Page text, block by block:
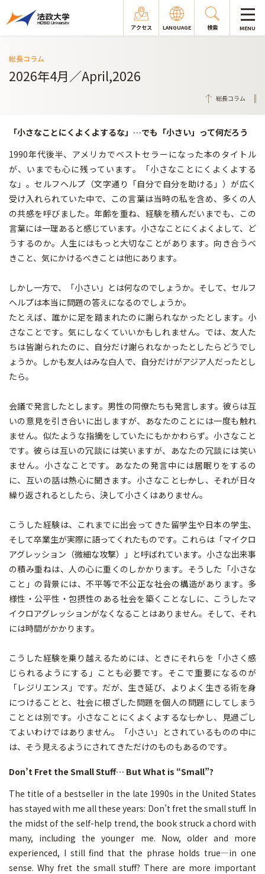
アクセス LANGUAGE 検索 MENU
総長コラム
2026年4月／April,2026
総長コラム
「小さなことにくよくよするな」…でも「小さい」って何だろう
1990年代後半、アメリカでベストセラーになった本のタイトル
が、いまでも心に残っています。「小さなことにくよくよする
な」。セルフヘルプ（文字通り「自分で自分を助ける」）が広く
受け入れられていた中で、この言葉は当時の私を含め、多くの人
の共感を呼びました。年齢を重ね、経験を積んだいまでも、この
言葉には一理あると感じています。小さなことにくよくよして、ど
うするのか。人生にはもっと大切なことがあります。向き合うべ
きこと、気にかけるべきことは他にあります。
しかし一方で、「小さい」とは何なのでしょうか。そして、セルフ
ヘルプは本当に問題の答えになるのでしょうか。
たとえば、誰かに足を踏まれたのに謝られなかったとします。小
さなことです。気にしなくていいかもしれません。では、友人た
ちは皆謝られたのに、自分だけ謝られなかったとしたらどうでし
ょうか。しかも友人はみな白人で、自分だけがアジア人だったとし
たら。
会議で発言したとします。男性の同僚たちも発言します。彼らは互
いの意見を引き合いに出しますが、あなたのことには一度も触れ
ません。似たような指摘をしていたにもかかわらず。小さなこと
です。彼らは互いの冗談には笑いますが、あなたの冗談には笑い
ません。小さなことです。あなたの発言中には居眠りをするの
に、互いの話は熱心に聞きます。小さなこと――しかし、それが日々
繰り返されるとしたら、決して小さくはありません。
こうした経験は、これまでに出会ってきた留学生や日本の学生、
そして卒業生が実際に語ってくれたものです。これらは「マイクロ
アグレッション（微細な攻撃）」と呼ばれています。小さな出来事
の積み重ねは、人の心に重くのしかかります。そうした「小さな
こと」の背景には、不平等で不公正な社会の構造があります。多
様性・公平性・包摂性のある社会を築くことなしに、こうしたマ
イクロアグレッションがなくなることはありません。そして、それ
には時間がかかります。
こうした経験を乗り越えるためには、ときにそれらを「小さく感
じられるようにする」ことも必要です。そこで重要になるのが
「レジリエンス」です。だが、生き延び、よりよく生きる術を身
につけることと、社会に根ざした問題を個人の問題にしてしまう
こととは別です。小さなことにくよくよするな――しかし、見過ごし
てよいわけではありません。「小さい」とされているものの中に
は、そう見えるようにされてきただけのものもあるのです。
Don’t Fret the Small Stuff… But What is “Small”?
The title of a bestseller in the late 1990s in the United States
has stayed with me all these years: Don’t fret the small stuff. In
the midst of the self-help trend, the book struck a chord with
many, including the younger me. Now, older and more
experienced, I still find that the phrase holds true—in one
sense. Why fret the small stuff? There are more important